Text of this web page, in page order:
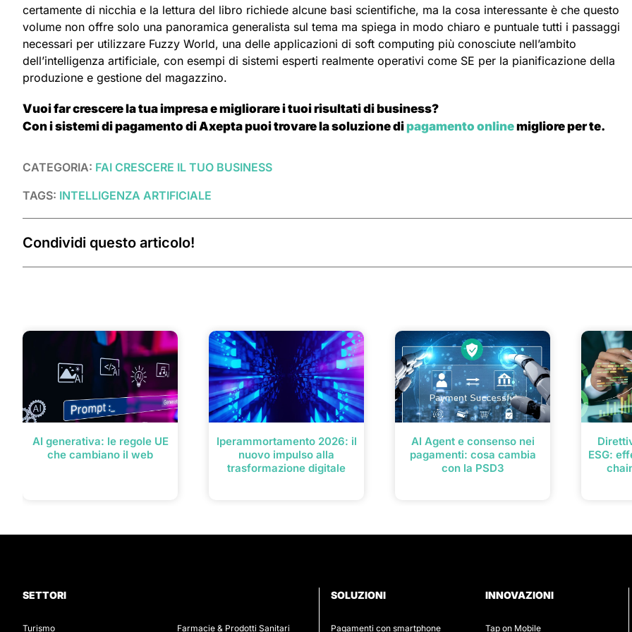
certamente di nicchia e la lettura del libro richiede alcune basi scientifiche, ma la cosa interessante è che questo
volume non offre solo una panoramica generalista sul tema ma spiega in modo chiaro e puntuale tutti i passaggi
necessari per utilizzare Fuzzy World, una delle applicazioni di soft computing più conosciute nell’ambito
dell’intelligenza artificiale, con esempi di sistemi esperti realmente operativi come SE per la pianificazione della
produzione e gestione del magazzino.
Vuoi far crescere la tua impresa e migliorare i tuoi risultati di business?
Con i sistemi di pagamento di Axepta puoi trovare la soluzione dipagamento onlinemigliore per te.
CATEGORIA: FAI CRESCERE IL TUO BUSINESS
TAGS: INTELLIGENZA ARTIFICIALE
Condividi questo articolo!
AI generativa: le regole UE
che cambiano il web
Iperammortamento 2026: il
nuovo impulso alla
trasformazione digitale
AI Agent e consenso nei
pagamenti: cosa cambia
con la PSD3
ESG:
SETTORI
Turismo Farmacie & Prodotti Sanitari
SOLUZIONI
Pagamenti con smartphone
INNOVAZIONI
Tap on Mobile